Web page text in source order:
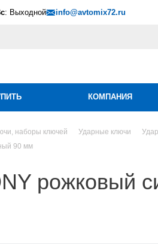
: Выходной info@avtomix72.ru
КОМПАНИЯ
наборы ключей Ударные ключи
90 мм
рожковый